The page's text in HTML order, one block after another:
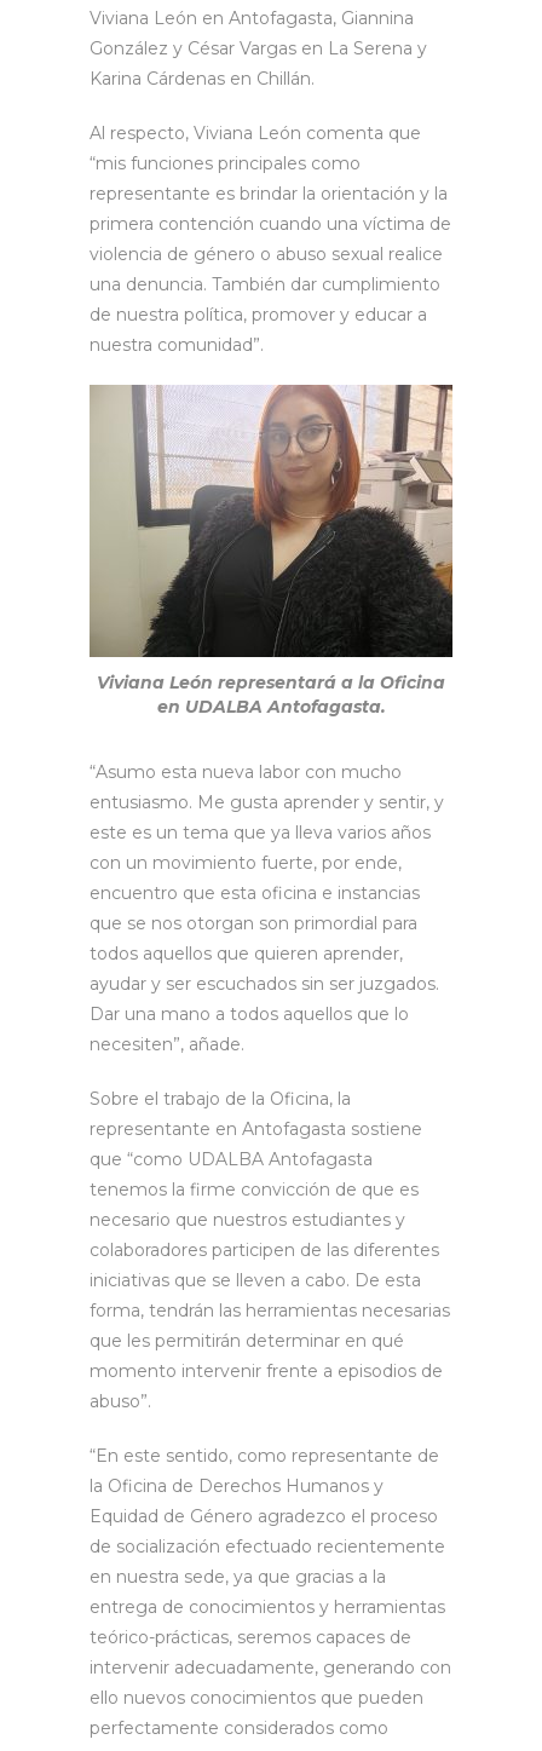
Viviana León en Antofagasta, Giannina
González y César Vargas en La Serena y
Karina Cárdenas en Chillán.
Al respecto, Viviana León comenta que
“mis funciones principales como
representante es brindar la orientación y la
primera contención cuando una víctima de
violencia de género o abuso sexual realice
una denuncia. También dar cumplimiento
de nuestra política, promover y educar a
nuestra comunidad”.
Viviana León representará a la Oficina
en UDALBA Antofagasta.
“Asumo esta nueva labor con mucho
entusiasmo. Me gusta aprender y sentir, y
este es un tema que ya lleva varios años
con un movimiento fuerte, por ende,
encuentro que esta oficina e instancias
que se nos otorgan son primordial para
todos aquellos que quieren aprender,
ayudar y ser escuchados sin ser juzgados.
Dar una mano a todos aquellos que lo
necesiten”, añade.
Sobre el trabajo de la Oficina, la
representante en Antofagasta sostiene
que “como UDALBA Antofagasta
tenemos la firme convicción de que es
necesario que nuestros estudiantes y
colaboradores participen de las diferentes
iniciativas que se lleven a cabo. De esta
forma, tendrán las herramientas necesarias
que les permitirán determinar en qué
momento intervenir frente a episodios de
abuso”.
“En este sentido, como representante de
la Oficina de Derechos Humanos y
Equidad de Género agradezco el proceso
de socialización efectuado recientemente
en nuestra sede, ya que gracias a la
entrega de conocimientos y herramientas
teórico-prácticas, seremos capaces de
intervenir adecuadamente, generando con
ello nuevos conocimientos que pueden
perfectamente considerados como